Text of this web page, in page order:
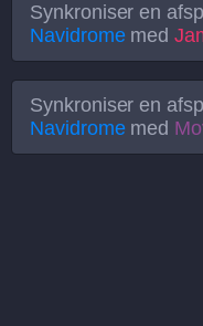
Synkroniser en
Navidromemed
Synkroniser en
Navidromemed